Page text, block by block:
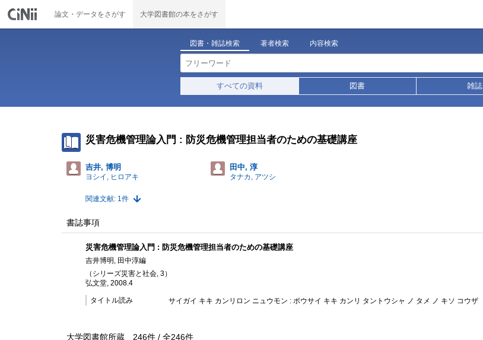
論文・データをさがす 大学図書館の本をさがす
図書・雑誌検索 著者検索 内容検索
すべての資料 図書 雑誌
災害危機管理論入門 : 防災危機管理担当者のための基礎講座
吉井, 博明
ヨシイ, ヒロアキ
田中, 淳
タナカ, アツシ
関連文献: 1件
書誌事項
災害危機管理論入門 : 防災危機管理担当者のための基礎講座
吉井博明, 田中淳編
（シリーズ災害と社会, 3）
弘文堂, 2008.4
タイトル読み サイガイ キキ カンリロン ニュウモン : ボウサイ キキ カンリ タントウシャ ノ タメ ノ キソ コウザ
大学図書館所蔵 246件 / 全246件